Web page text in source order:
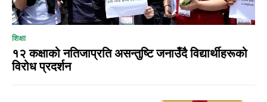
शिक्षा
१२ कक्षाको नतिजाप्रति असन्तुष्टि जनाउँदै विद्यार्थीहरूको
विरोध प्रदर्शन